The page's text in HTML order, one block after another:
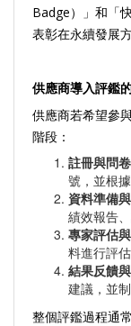
Badge）」和「
表彰在永續發展
供應商導入評鑑
供應商若希望參
階段：
註冊與問
號，並根
資料準備
績效報告
專家評估
料進行評
結果反饋
建議，並
整個評鑑過程通